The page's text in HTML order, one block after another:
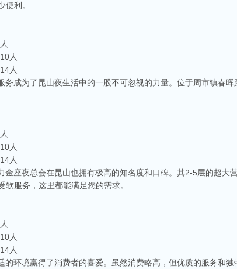
的商务ktv会所排名
著称。这里不仅拥有现代的音响设备和豪华的装修，还有专业的调酒师和
供多种酒水和小吃，确保你和朋友的聚会充满乐趣。
娱乐会所推荐
便利。
人
人
务成为了昆山夜生活中的一股不可忽视的力量。位于周市镇春
人
人
金座夜总会在昆山也拥有极高的知名度和口碑。其2-5层的超大
服务，这里都能满足您的需求。
人
人
环境赢得了消费者的喜爱。虽然消费略高，但优质的服务和